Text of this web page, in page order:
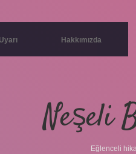
Hakkımızda
Neşeli
Eğlenceli